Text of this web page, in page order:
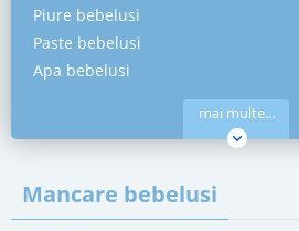
Piure bebelusi
Paste bebelusi
Apa bebelusi
mai multe...
Mancare bebelusi